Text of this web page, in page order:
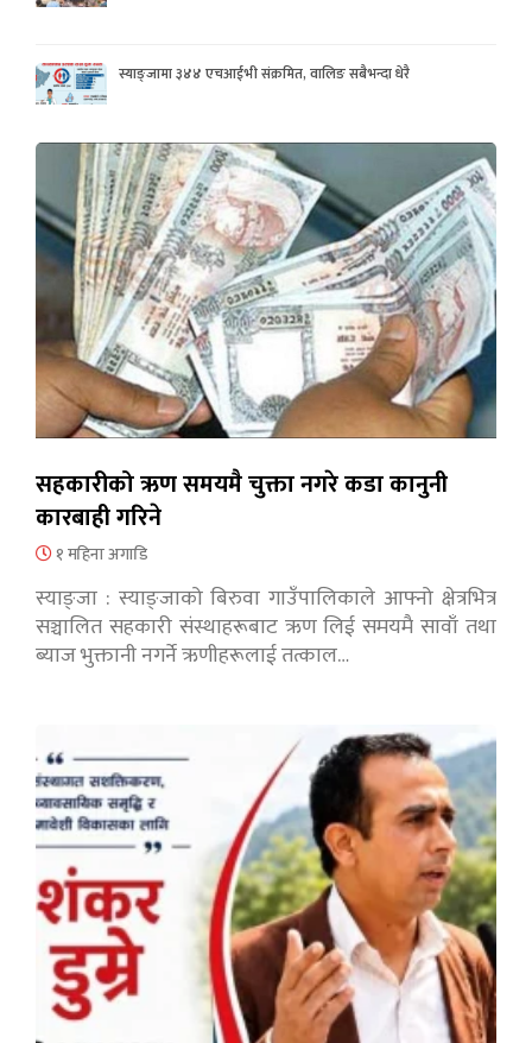
स्याङ्जामा ३४४ एचआईभी संक्रमित, वालिङ सबैभन्दा धेरै
सहकारीको ऋण समयमै चुक्ता नगरे कडा कानुनी
कारबाही गरिने
१ महिना अगाडि
स्याङ्जा : स्याङ्जाको बिरुवा गाउँपालिकाले आफ्नो क्षेत्रभित्र
सञ्चालित सहकारी संस्थाहरूबाट ऋण लिई समयमै सावाँ तथा
ब्याज भुक्तानी नगर्ने ऋणीहरूलाई तत्काल…